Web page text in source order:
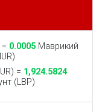
0.0005Маврикий
= 1,924.5824
(LBP)